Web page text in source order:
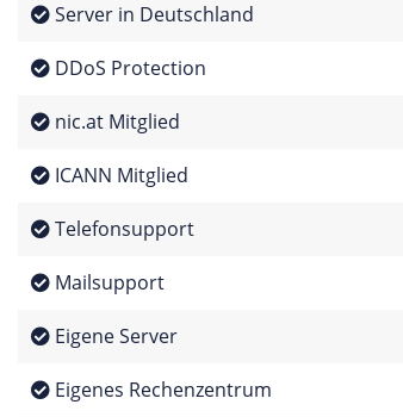
Server in Deutschland
DDoS Protection
nic.at Mitglied
ICANN Mitglied
Telefonsupport
Mailsupport
Eigene Server
Eigenes Rechenzentrum